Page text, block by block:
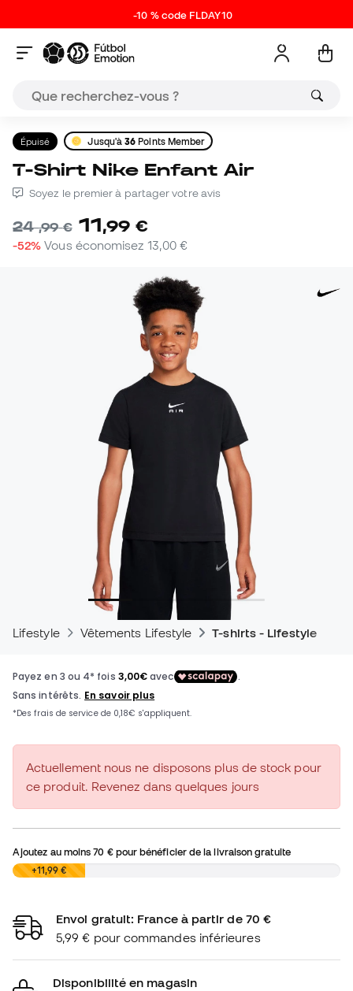
-10 % code FLDAY10
Épuisé Jusqu'à36 Points Member
T-Shirt Nike Enfant Air
Soyez le premier à partager votre avis
24,99 € 11,99 €
-52% Vous économisez 13,00 €
Lifestyle Vêtements Lifestyle T-shirts - Lifestyle
Actuellement nous ne disposons plus de stock pour
ce produit. Revenez dans quelques jours
Ajoutez au moins70 €pour bénéficier de la livraison gratuite
0,00 €+11,99 €
Envoi gratuit: France à partir de 70 €
5,99 € pour commandes inférieures
Disponibilité en magasin